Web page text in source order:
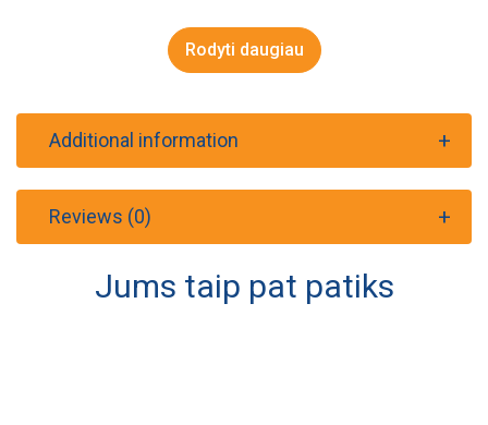
Rodyti daugiau
Additional information
Reviews (0)
Jums taip pat patiks